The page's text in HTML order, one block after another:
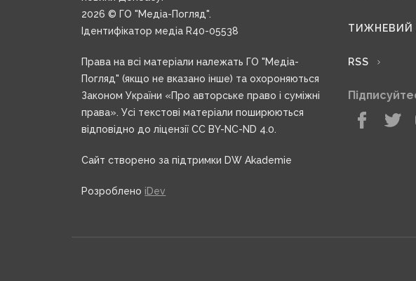
2026 © ГО "Медіа-Погляд".
Ідентифікатор медіа R40-05538
Права на всі матеріали належать ГО "Медіа-
Погляд" (якщо не вказано інше) та охороняються
Законом України «Про авторське право і суміжні
права». Усі текстові матеріали поширюються
відповідно до ліцензії CC BY-NC-ND 4.0.
Сайт створено за підтримки DW Akademie
Розроблено iDev
ТИЖНЕВИЙ
RSS